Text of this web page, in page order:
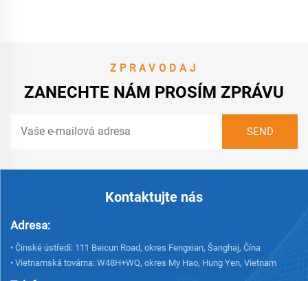
ZPRAVODAJ
ZANECHTE NÁM PROSÍM ZPRÁVU
Kontaktujte nás
Adresa:
• Čínské ústředí: 111 Beicun Road, okres Fengxian, Šanghaj, Čína
• Vietnamská továrna: W48H+WQ, okres My Hao, Hung Yen, Vietnam